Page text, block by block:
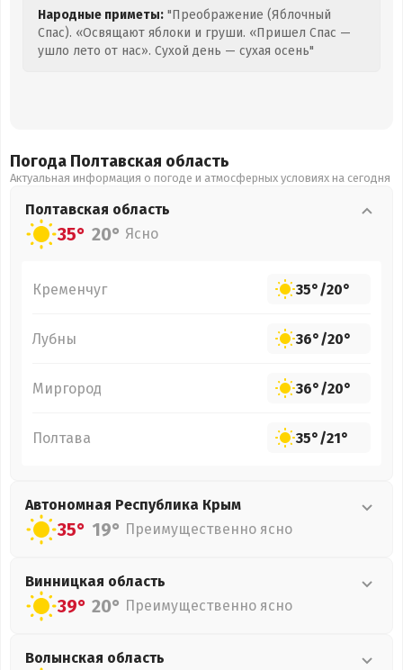
Народные приметы: "Преображение (Яблочный
Спас). «Освящают яблоки и груши. «Пришел Спас —
ушло лето от нас». Сухой день — сухая осень"
Погода Полтавская область
Актуальная информация о погоде и атмосферных условиях на сегодня
Полтавская область
35° 20° Ясно
Кременчуг 35°/20°
Лубны 36°/20°
Миргород 36°/20°
Полтава 35°/21°
Автономная Республика Крым
35° 19° Преимущественно ясно
Винницкая область
39° 20° Преимущественно ясно
Волынская область